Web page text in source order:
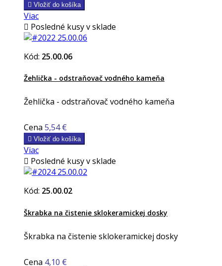
 Vložiť do košíka
Viac
 Posledné kusy v sklade
Kód: 25.00.06
Žehlička - odstraňovač vodného kameňa
Žehlička - odstraňovač vodného kameňa
Cena 5,54 €
 Vložiť do košíka
Viac
 Posledné kusy v sklade
Kód: 25.00.02
Škrabka na čistenie sklokeramickej dosky
Škrabka na čistenie sklokeramickej dosky
Cena 4,10 €